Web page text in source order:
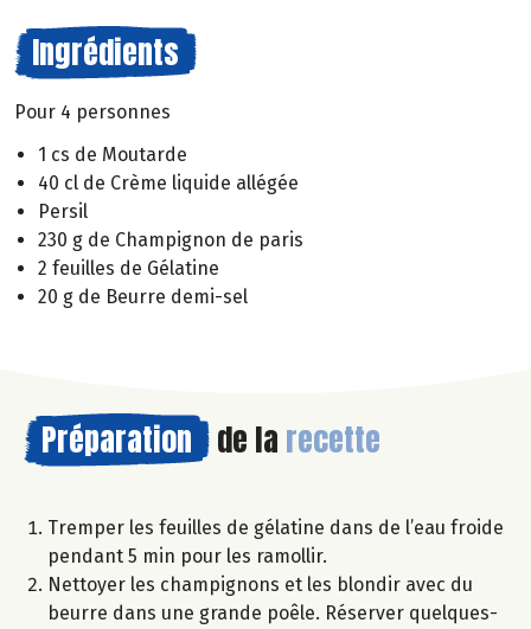
Ingrédients
Pour 4 personnes
1 cs de Moutarde
40 cl de Crème liquide allégée
Persil
230 g de Champignon de paris
2 feuilles de Gélatine
20 g de Beurre demi-sel
Préparation de la recette
Tremper les feuilles de gélatine dans de l’eau froide
pendant 5 min pour les ramollir.
Nettoyer les champignons et les blondir avec du
beurre dans une grande poêle. Réserver quelques-